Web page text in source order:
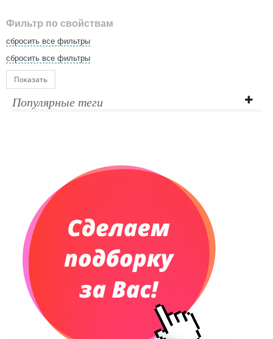
Фильтр по свойствам
сбросить все фильтры
сбросить все фильтры
Показать
Популярные теги